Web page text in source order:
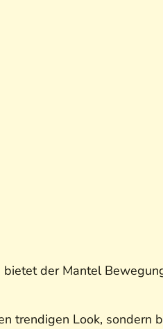
der Mantel
trendigen Look, sondern